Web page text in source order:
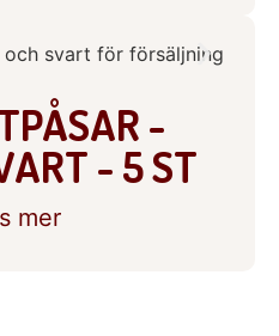
-
- 5 ST
mer